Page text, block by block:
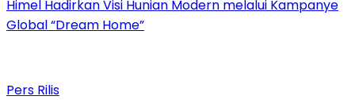
Himel Hadirkan Visi Hunian Modern melalui Kampanye
Global “Dream Home”
Pers Rilis